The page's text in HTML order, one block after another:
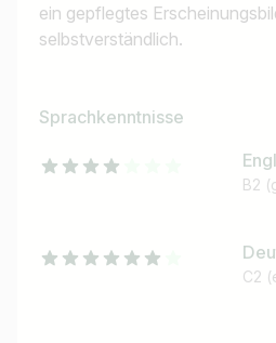
ein gepflegtes
selbstverständlich.
Sprachkenntnisse
B2
C2